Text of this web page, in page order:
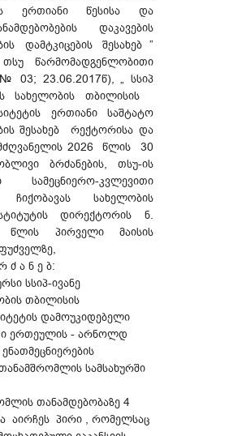
ერთიანი წესისა და
დაკავების
დამტკიცების შესახებ ”
წარმომადგენლობითი
03; 23.06.2017წ), „ სსიპ
სახელობის თბილისის
ერთიანი საშტატო
შესახებ რექტორისა და
2026 წლის 30
ბრძანების, თსუ-ის
კვლევითი
სახელობის
დირექტორის ნ.
წლის პირველი მაისის
ძ ა ნ ე ბ:
სსიპ-ივანე
თბილისის
დამოუკიდებელი
ერთეულის - არნოლდ
სამსახურში
თანამდებობაზე 4
აირჩეს პირი , რომელსაც